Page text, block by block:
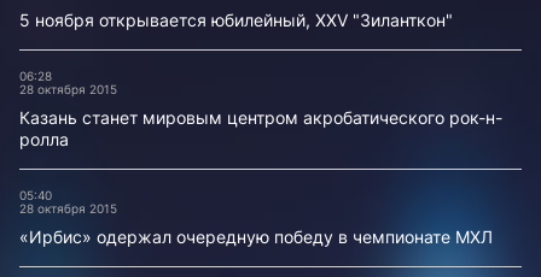
5 ноября открывается юбилейный, XXV "Зиланткон"
06:28
28 октября 2015
Казань станет мировым центром акробатического рок-н-
ролла
05:40
28 октября 2015
«Ирбис» одержал очередную победу в чемпионате МХЛ